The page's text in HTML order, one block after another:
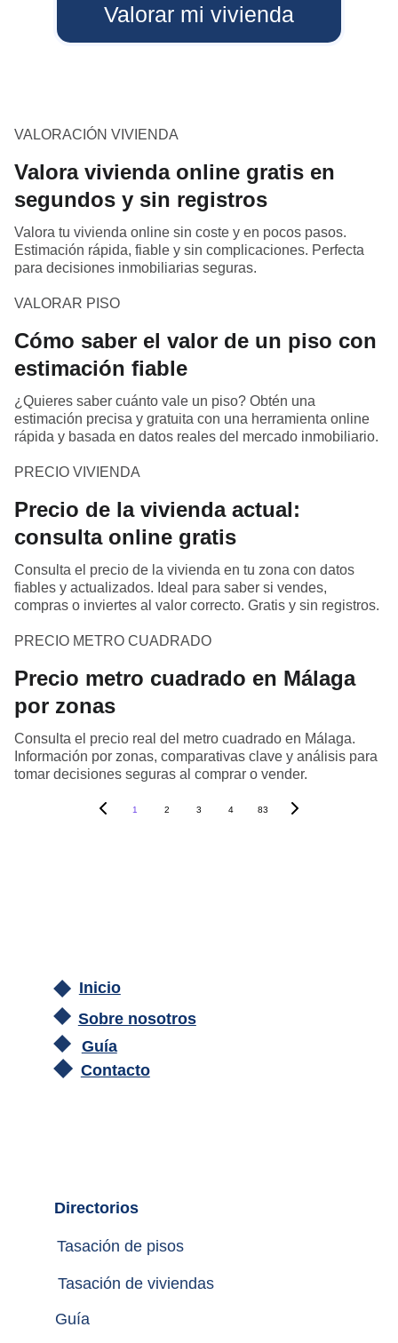
Valorar mi vivienda
VALORACIÓN VIVIENDA
Valora vivienda online gratis en
segundos y sin registros
Valora tu vivienda online sin coste y en pocos pasos.
Estimación rápida, fiable y sin complicaciones. Perfecta
para decisiones inmobiliarias seguras.
VALORAR PISO
Cómo saber el valor de un piso con
estimación fiable
¿Quieres saber cuánto vale un piso? Obtén una
estimación precisa y gratuita con una herramienta online
rápida y basada en datos reales del mercado inmobiliario.
PRECIO VIVIENDA
Precio de la vivienda actual:
consulta online gratis
Consulta el precio de la vivienda en tu zona con datos
fiables y actualizados. Ideal para saber si vendes,
compras o inviertes al valor correcto. Gratis y sin registros.
PRECIO METRO CUADRADO
Precio metro cuadrado en Málaga
por zonas
Consulta el precio real del metro cuadrado en Málaga.
Información por zonas, comparativas clave y análisis para
tomar decisiones seguras al comprar o vender.
1 2 3 4 83
Inicio
Guía
Contacto
Sobre nosotros
Directorios
Tasación de pisos
Tasación de viviendas
Guía